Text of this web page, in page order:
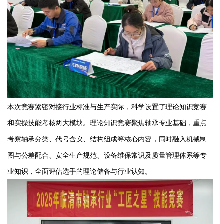
本次竞赛紧密对接行业标准与生产实际，科学设置了理论知识竞赛
和实操技能考核两大模块。理论知识竞赛聚焦轴承专业基础，重点
考察轴承分类、代号含义、结构组成等核心内容，同时融入机械制
图与公差配合、安全生产规范、设备维保常识及质量管理体系等专
业知识，全面评估选手的理论储备与行业认知。